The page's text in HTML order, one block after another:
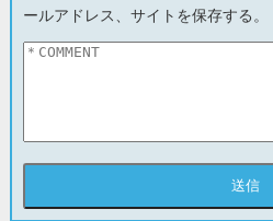
ールアドレス、サイトを保存する。